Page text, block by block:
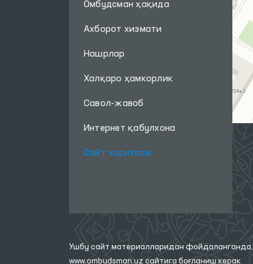
Омбудсман ҳақида
Ахборот хизмати
Нашрлар
Халқаро ҳамкорлик
Савол-жавоб
Интернет қабулхона
Сайт харитаси
Ушбу сайт материалларидан фойдаланганда,
www.ombudsman.uz сайтига боғланиш керак